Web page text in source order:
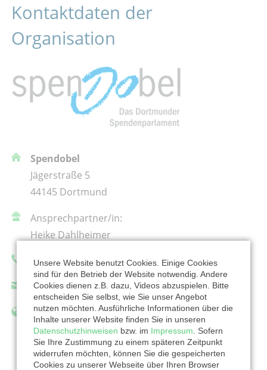
Kontaktdaten der
Organisation
Spendobel
Jägerstraße 5
44145 Dortmund
Ansprechpartner/in:
Heike Dahlheimer
Telefon: 0231 22962-365
spendobel@ekkdo.de
https://www.spendobel.de/projekte/
Zur Organisation
Unsere Website benutzt Cookies. Einige Cookies
sind für den Betrieb der Website notwendig. Andere
Cookies dienen z.B. dazu, Videos abzuspielen. Bitte
entscheiden Sie selbst, wie Sie unser Angebot
nutzen möchten. Ausführliche Informationen über die
Inhalte unserer Website finden Sie in unseren
Datenschutzhinweisen bzw. im Impressum . Sofern
Sie Ihre Zustimmung zu einem späteren Zeitpunkt
widerrufen möchten, können Sie die gespeicherten
Cookies zu unserer Webseite über Ihren Browser